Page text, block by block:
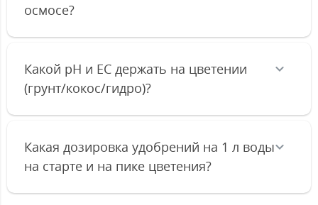
осмосе?
Какой pH и EC держать на цветении
(грунт/кокос/гидро)?
Какая дозировка удобрений на 1 л воды
на старте и на пике цветения?